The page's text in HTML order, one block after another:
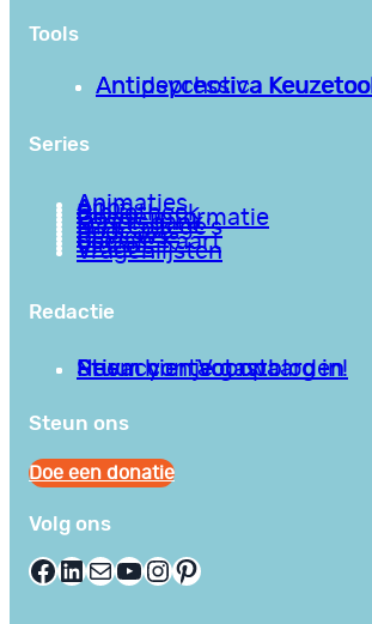
Tools
Antipsychotica Keuzetool
Antidepressiva Keuzetool
Series
Animaties
Apps
Bibliotheek
Goede informatie
Kennisbank
Mini college’s
Podcasts
Reviews
Sociale Kaart
Video’s
Vragenlijsten
Redactie
Privacy en Voorwaarden
Stuur hier je gastblog in!
Neem contact op
Steun ons
Doe een donatie
Volg ons
Facebook LinkedIn E-mail YouTube InstagramPinterest